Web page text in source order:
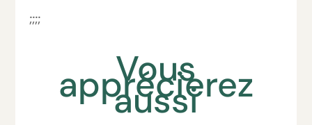
;;;;
Vous
apprécierez
aussi